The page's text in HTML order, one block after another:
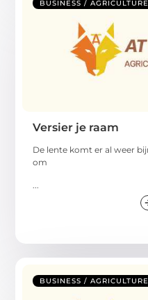
BUSINESS /
Versier je raam
De lente komt er al weer
om
BUSINESS /